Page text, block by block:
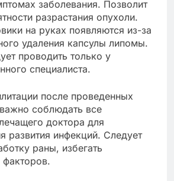
заболевания. Позволит
разрастания опухоли.
на руках появляются из-за
удаления капсулы липомы.
проводить только у
специалиста.
после проведенных
соблюдать все
доктора для
развития инфекций. Следует
раны, избегать